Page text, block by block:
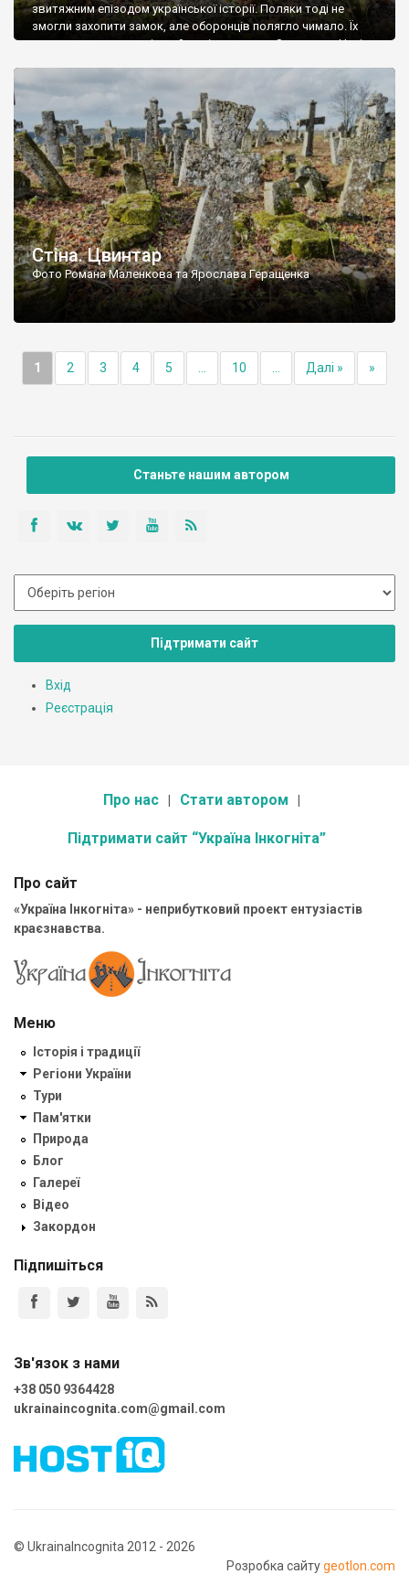
звитяжним епізодом української історії. Поляки тоді не
змогли захопити замок, але оборонців полягло чимало. Їх
поховали на цвинтарі, який тоді називався Замковим. Нині на
ньому чимало хрестів 19 століття, є такі, де епітафії стер […]
Стіна. Цвинтар
Фото Романа Маленкова та Ярослава Геращенка
1 2 3 4 5 10 Далі » »
Станьте нашим автором
Підтримати сайт
Вхід
Реєстрація
Про нас Стати автором
Підтримати сайт “Україна Інкогніта”
Про сайт
«Україна Інкогніта» - неприбутковий проект ентузіастів
краєзнавства.
Меню
Історія і традиції
Регіони України
Тури
Пам'ятки
Природа
Блог
Галереї
Відео
Закордон
Підпишіться
Зв'язок з нами
+38 050 9364428
ukrainaincognita.com@gmail.com
© UkrainaIncognita 2012 - 2026
Розробка сайтуgeotlon.com